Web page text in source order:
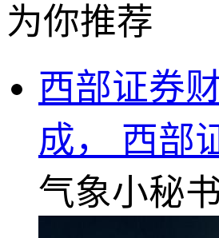
为你推荐
西部证券
成， 西部
气象小秘